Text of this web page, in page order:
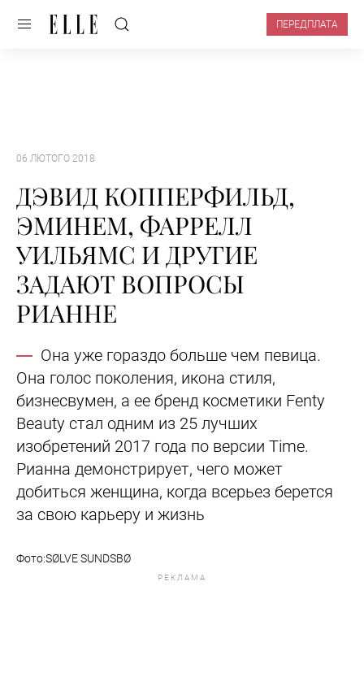
ПЕРЕДПЛАТА
06 ЛЮТОГО 2018
ДЭВИД КОППЕРФИЛЬД,
ЭМИНЕМ, ФАРРЕЛЛ
УИЛЬЯМС И ДРУГИЕ
ЗАДАЮТ ВОПРОСЫ
РИАННЕ
Она уже гораздо больше чем певица.
Она голос поколения, икона стиля,
бизнесвумен, а ее бренд косметики Fenty
Beauty стал одним из 25 лучших
изобретений 2017 года по версии Time.
Рианна демонстрирует, чего может
добиться женщина, когда всерьез берется
за свою карьеру и жизнь
Фото:SØLVE SUNDSBØ
РЕКЛАМА